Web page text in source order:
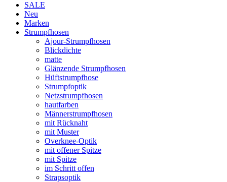
SALE
Neu
Marken
Strumpfhosen
Ajour-Strumpfhosen
Blickdichte
matte
Glänzende Strumpfhosen
Hüftstrumpfhose
Strumpfoptik
Netzstrumpfhosen
hautfarben
Männerstrumpfhosen
mit Rücknaht
mit Muster
Overknee-Optik
mit offener Spitze
mit Spitze
im Schritt offen
Strapsoptik